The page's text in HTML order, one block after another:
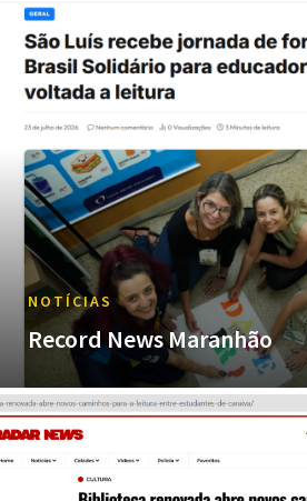
NOTÍCIAS
Record News Maranhão